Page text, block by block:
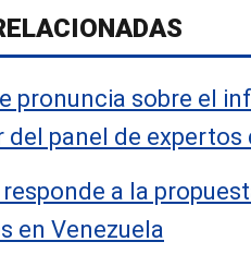
pronuncia sobre el
del panel de expertos
a la
en Venezuela